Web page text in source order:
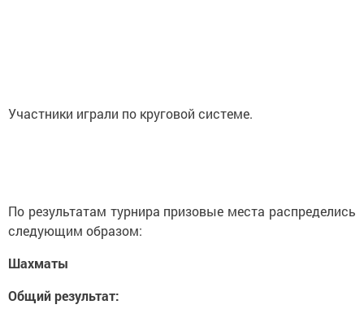
Участники играли по круговой системе.
По результатам турнира призовые места распределись
следующим образом:
Шахматы
Общий результат: